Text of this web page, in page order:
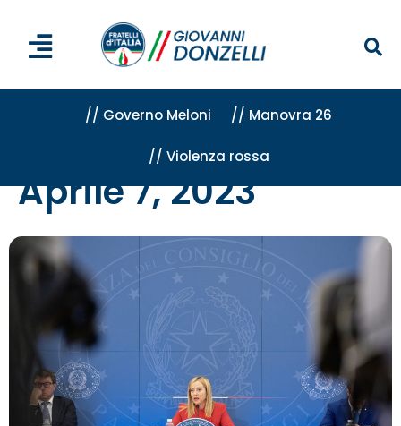
// Governo Meloni // Manovra 26
// Violenza rossa
Archivi per 7 Aprile 2023
Aprile 7, 2023